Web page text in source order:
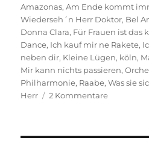
am
Amazonas,Am Ende kommt
Wiederseh´n Herr Doktor, Bel
Donna Clara, Für Frauen ist das
Dance, Ich kauf mir ne Rakete,
neben dir, Kleine Lügen, köln,
Mir kann nichts passieren,
Philharmonie, Raabe,Was sie
Herr
2 Kommentarezu